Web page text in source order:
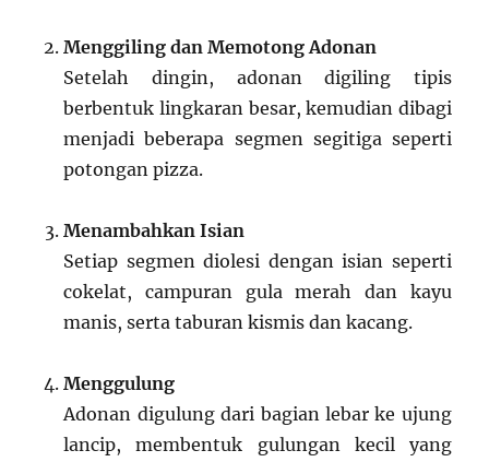
Menggiling dan Memotong Adonan
Setelah dingin, adonan digiling tipis
berbentuk lingkaran besar, kemudian dibagi
menjadi beberapa segmen segitiga seperti
potongan pizza.
Menambahkan Isian
Setiap segmen diolesi dengan isian seperti
cokelat, campuran gula merah dan kayu
manis, serta taburan kismis dan kacang.
Menggulung
Adonan digulung dari bagian lebar ke ujung
lancip, membentuk gulungan kecil yang